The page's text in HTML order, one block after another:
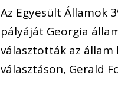
Az Egyesült Államok
pályáját Georgia
választották az állam
választáson, Gerald